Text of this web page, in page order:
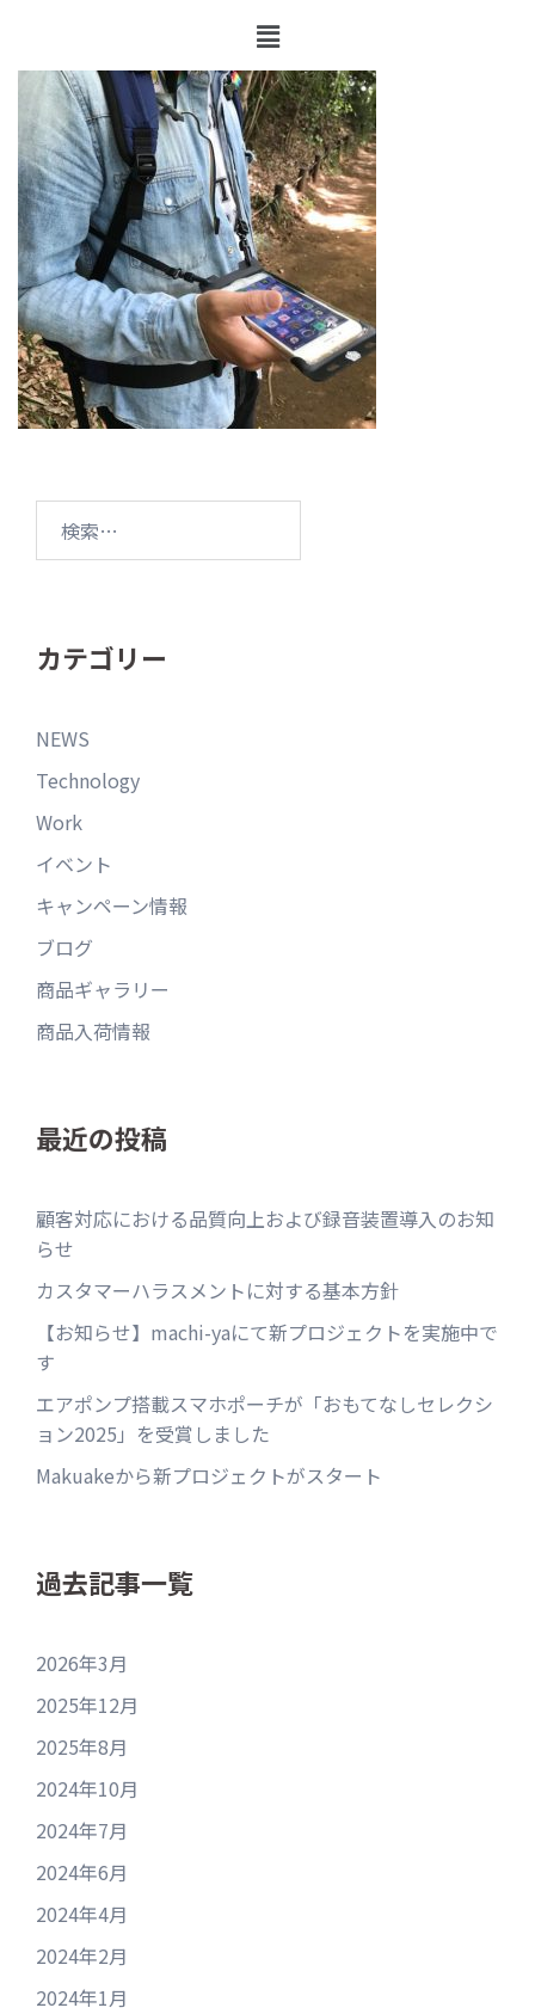
カテゴリー
NEWS
Technology
Work
イベント
キャンペーン情報
ブログ
商品ギャラリー
商品入荷情報
最近の投稿
顧客対応における品質向上および録音装置導入のお知
らせ
カスタマーハラスメントに対する基本方針
【お知らせ】machi-yaにて新プロジェクトを実施中で
す
エアポンプ搭載スマホポーチが「おもてなしセレクシ
ョン2025」を受賞しました
Makuakeから新プロジェクトがスタート
過去記事一覧
2026年3月
2025年12月
2025年8月
2024年10月
2024年7月
2024年6月
2024年4月
2024年2月
2024年1月